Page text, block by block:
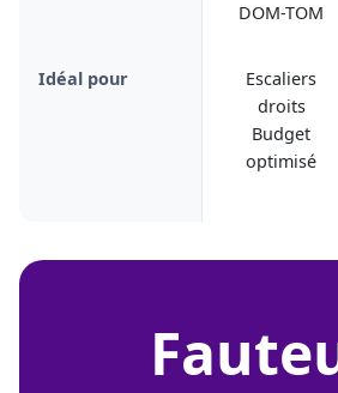
DOM-TOM
Idéal pour
Escaliers
droits
Budget
optimisé
fauteuil